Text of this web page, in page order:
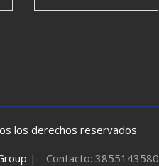
los derechos reservados
| - Contacto: 3855143580